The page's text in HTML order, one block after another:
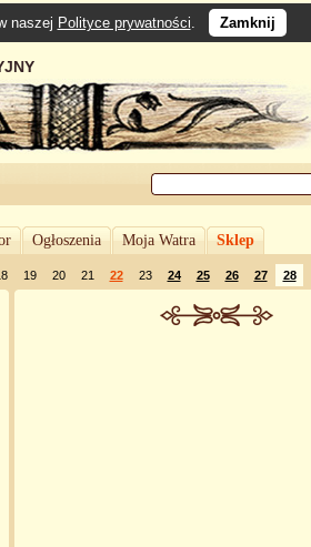
naszej Polityce prywatności. Zamknij
Ogłoszenia Moja Watra Sklep
19 20 21 22 23 24 25 26 27 28